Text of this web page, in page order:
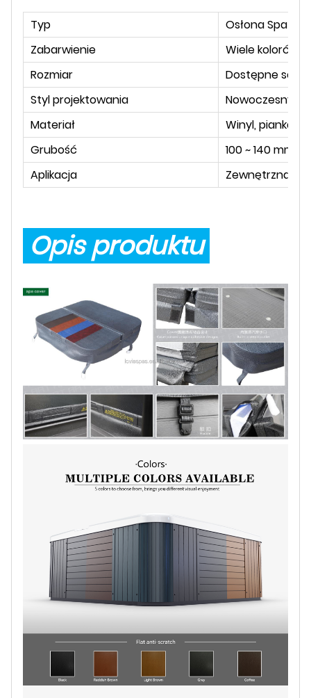
Typ
Osłona Spa
Zabarwienie
Wiele kolorów i
Rozmiar
Dostępne są
Styl projektowania
Nowoczesny
Materiał
Winyl, pianka
Grubość
100 ~ 140 mm
Aplikacja
Zewnętrzna
Opis produktu